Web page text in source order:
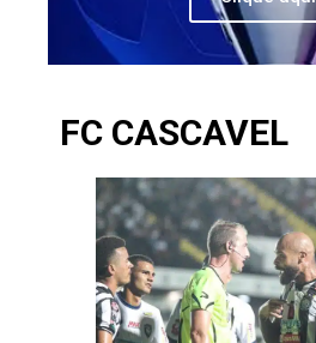
FC CASCAVEL